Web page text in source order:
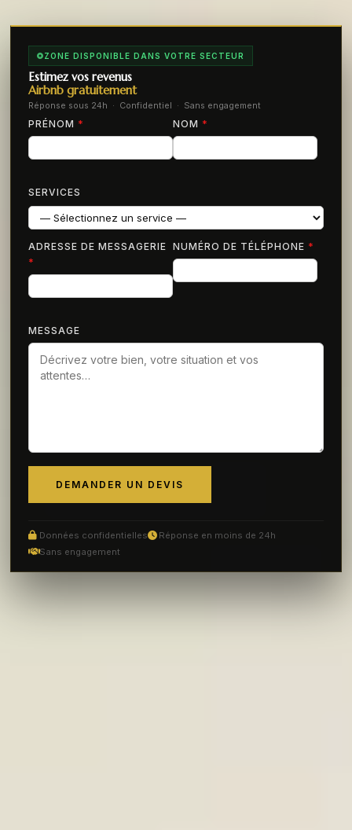
ZONE DISPONIBLE DANS VOTRE SECTEUR
Estimez vos revenus
Airbnb gratuitement
Réponse sous 24h · Confidentiel · Sans engagement
PRÉNOM * NOM *
SERVICES
ADRESSE DE MESSAGERIE
*
NUMÉRO DE TÉLÉPHONE *
MESSAGE
DEMANDER UN DEVIS
Données confidentielles
Réponse en moins de 24h
Sans engagement